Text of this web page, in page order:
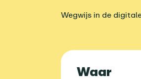
Wegwijs in de
Waar